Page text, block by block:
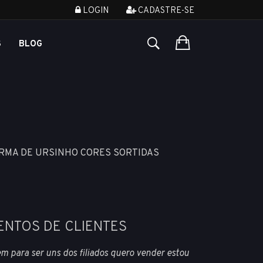
LOGIN CADASTRE-SE
BLOG
DE URSINHO CORES SORTIDAS
DE CLIENTES
para ser uns dos filiados quero vender estou